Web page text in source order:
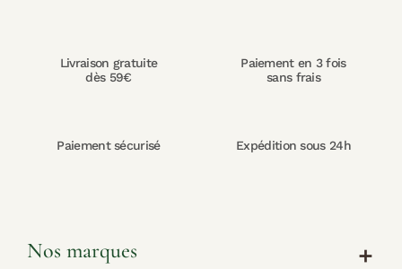
Livraison gratuite
dès 59€
Paiement en 3 fois
sans frais
Paiement sécurisé Expédition sous 24h
Nos marques add